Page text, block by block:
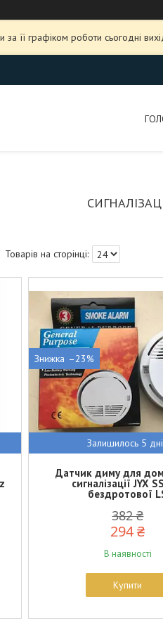
її графіком роботи сьогодні
–23%
Залишилось 5
Датчик диму для
сигналізації JYX
бездротової
382 ₴
294 ₴
В наявності
Купити